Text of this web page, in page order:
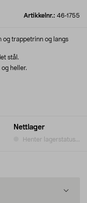
Artikkelnr.: 46-1755
Nettlager
Henter lagerstatus...
og trappetrinn og langs
stål.
heller.